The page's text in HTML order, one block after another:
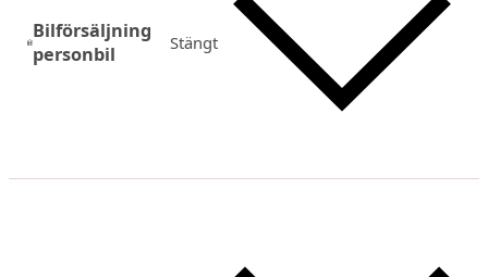
Bilförsäljning
personbil
Stängt